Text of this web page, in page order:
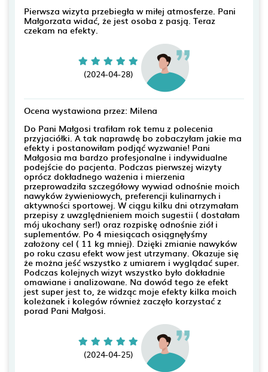
Pierwsza wizyta przebiegła w miłej atmosferze. Pani
Małgorzata widać, że jest osoba z pasją. Teraz
czekam na efekty.
(2024-04-28)
Ocena wystawiona przez: Milena
Do Pani Małgosi trafiłam rok temu z polecenia
przyjaciółki. A tak naprawdę bo zobaczyłam jakie ma
efekty i postanowiłam podjąć wyzwanie! Pani
Małgosia ma bardzo profesjonalne i indywidualne
podejście do pacjenta. Podczas pierwszej wizyty
oprócz dokładnego ważenia i mierzenia
przeprowadziła szczegółowy wywiad odnośnie moich
nawyków żywieniowych, preferencji kulinarnych i
aktywności sportowej. W ciągu kilku dni otrzymałam
przepisy z uwzględnieniem moich sugestii ( dostałam
mój ukochany ser!) oraz rozpiskę odnośnie ziół i
suplementów. Po 4 miesiącach osiągnęłyśmy
założony cel ( 11 kg mniej). Dzięki zmianie nawyków
po roku czasu efekt wow jest utrzymany. Okazuje się
że można jeść wszystko z umiarem i wyglądać super.
Podczas kolejnych wizyt wszystko było dokładnie
omawiane i analizowane. Na dowód tego że efekt
jest super jest to, że widząc moje efekty kilka moich
koleżanek i kolegów również zaczęło korzystać z
porad Pani Małgosi.
(2024-04-25)